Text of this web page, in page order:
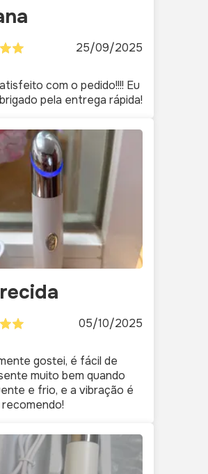
25/09/2025
com o pedido!!!! Eu
pela entrega rápida!
05/10/2025
gostei, é fácil de
muito bem quando
e frio, e a vibração é
recomendo!